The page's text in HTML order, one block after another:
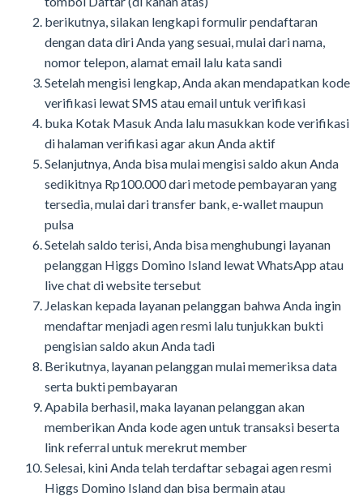
berikutnya, silakan lengkapi formulir pendaftaran
dengan data diri Anda yang sesuai, mulai dari nama,
nomor telepon, alamat email lalu kata sandi
Setelah mengisi lengkap, Anda akan mendapatkan kode
verifikasi lewat SMS atau email untuk verifikasi
buka Kotak Masuk Anda lalu masukkan kode verifikasi
di halaman verifikasi agar akun Anda aktif
Selanjutnya, Anda bisa mulai mengisi saldo akun Anda
sedikitnya Rp100.000 dari metode pembayaran yang
tersedia, mulai dari transfer bank, e-wallet maupun
pulsa
Setelah saldo terisi, Anda bisa menghubungi layanan
pelanggan Higgs Domino Island lewat WhatsApp atau
live chat di website tersebut
Jelaskan kepada layanan pelanggan bahwa Anda ingin
mendaftar menjadi agen resmi lalu tunjukkan bukti
pengisian saldo akun Anda tadi
Berikutnya, layanan pelanggan mulai memeriksa data
serta bukti pembayaran
Apabila berhasil, maka layanan pelanggan akan
memberikan Anda kode agen untuk transaksi beserta
link referral untuk merekrut member
Selesai, kini Anda telah terdaftar sebagai agen resmi
Higgs Domino Island dan bisa bermain atau